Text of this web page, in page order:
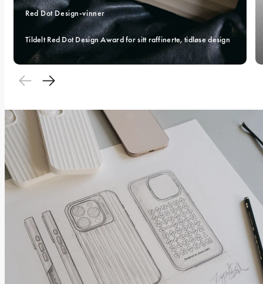
Red Dot Design-vinner
Tildelt Red Dot Design Award for sitt raffinerte, tidløse design